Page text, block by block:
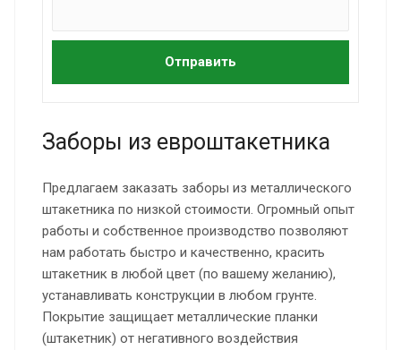
Отправить
Заборы из евроштакетника
Предлагаем заказать заборы из металлического
штакетника по низкой стоимости. Огромный опыт
работы и собственное производство позволяют
нам работать быстро и качественно, красить
штакетник в любой цвет (по вашему желанию),
устанавливать конструкции в любом грунте.
Покрытие защищает металлические планки
(штакетник) от негативного воздействия